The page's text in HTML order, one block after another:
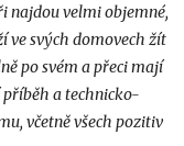
najdou velmi objemné,
ve svých domovech žít
po svém a přeci mají
příběh a technicko-
včetně všech pozitiv